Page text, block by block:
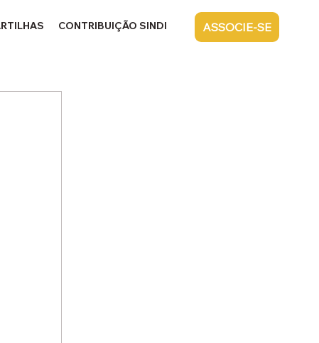
CONTRIBUIÇÃO SINDICAL CONTATO
ASSOCIE-SE